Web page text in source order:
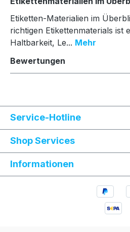
Etiketten-Materialien im
richtigen Etikettenmaterials ist
Haltbarkeit, Le... Mehr
Bewertungen
Service-Hotline
Shop Services
Informationen